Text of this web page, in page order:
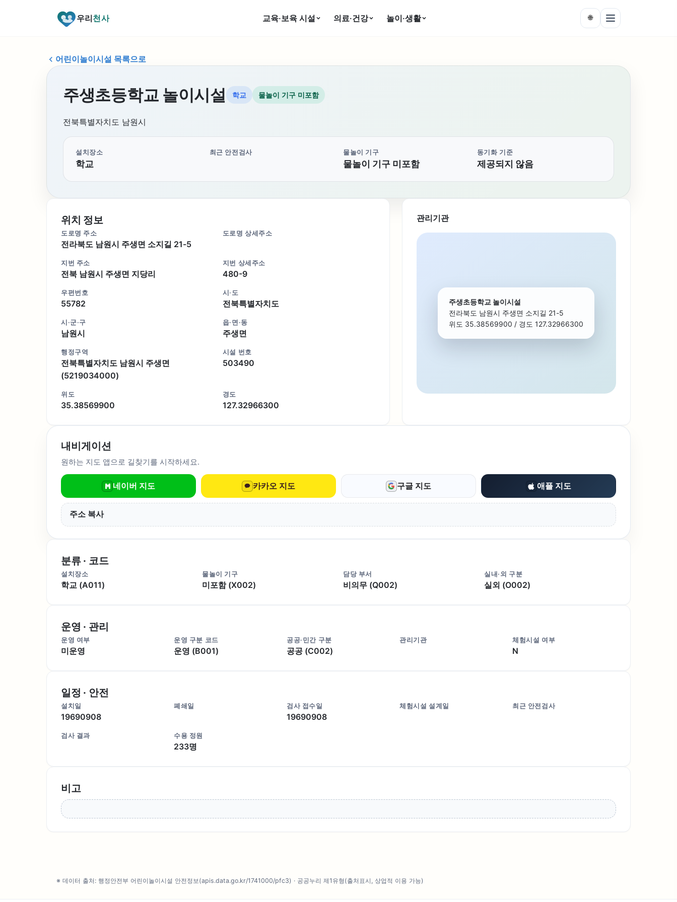
우리천사 교육·보육 시설 의료·건강 놀이·생활 🌐
어린이놀이시설 목록으로
주생초등학교 놀이시설 학교 물놀이 기구 미포함
전북특별자치도 남원시
설치장소
학교
최근 안전검사 물놀이 기구
물놀이 기구 미포함
동기화 기준
제공되지 않음
위치 정보
도로명 주소
전라북도 남원시 주생면 소지길 21-5
도로명 상세주소
지번 주소
전북 남원시 주생면 지당리
지번 상세주소
480-9
우편번호
55782
시·도
전북특별자치도
시·군·구
남원시
읍·면·동
주생면
행정구역
전북특별자치도 남원시 주생면
(5219034000)
시설 번호
503490
위도
35.38569900
경도
127.32966300
관리기관
주생초등학교 놀이시설
전라북도 남원시 주생면 소지길 21-5
위도 35.38569900 / 경도 127.32966300
내비게이션
원하는 지도 앱으로 길찾기를 시작하세요.
네이버 지도 카카오 지도 구글 지도 애플 지도
주소 복사
분류 · 코드
설치장소
학교 (A011)
물놀이 기구
미포함 (X002)
담당 부서
비의무 (Q002)
실내·외 구분
실외 (O002)
운영 · 관리
운영 여부
미운영
운영 구분 코드
운영 (B001)
공공·민간 구분
공공 (C002)
관리기관 체험시설 여부
N
일정 · 안전
설치일
19690908
폐쇄일 검사 접수일
19690908
체험시설 설계일 최근 안전검사
검사 결과 수용 정원
233명
비고
※ 데이터 출처: 행정안전부 어린이놀이시설 안전정보(apis.data.go.kr/1741000/pfc3) · 공공누리 제1유형(출처표시, 상업적 이용 가능)